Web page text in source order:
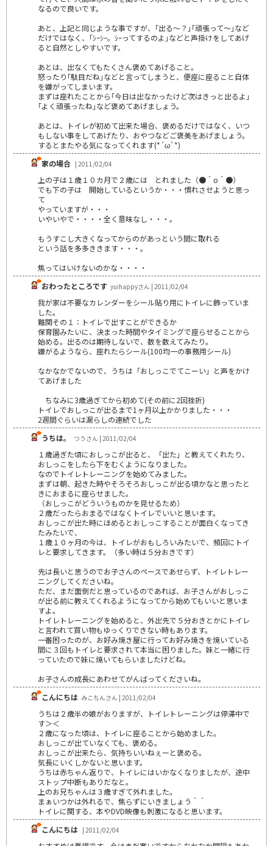
なるので良いです。
あと、上記と同じような事ですが、｢出る～？｣｢頑張って～｣など
だけではなく、｢ｼｰｼｰ。ｼｰってするのよ｣などと声掛けをしてあげ
ると自然としやすいです。
あとは、出なくてもたくさん褒めてあげること。
怒ったり｢駄目だね｣などと言ってしまうと、便座に座ること自体
を嫌がってしまいます。
まずは座れたことから｢今日は出なかったけど次はきっと出るよ｣
｢よく頑張ったね｣など褒めてあげましょう。
あとは、トイレが初めて出来た場合、褒めるだけではなく、いつ
もしない事をしてあげたり、おやつなどご褒美をあげましょう。
するとまたやる気になってくれます(*´ω`*)
家の場合 | 2011/02/04
上の子は１歳１０カ月で２歳には とれました（●＾o＾●）
でも下の子は 開始しているというか・・・慣れさせようと思っ
て
やっていますが・・・
いやいやで・・・・全く意味なし・・・。
もうすこし大きくなってからのがあっという間に取れる
という話を多多ききます・・・。
焦ってはいけないのかな・・・・
おわったところです yuihappyさん | 2011/02/04
我が家は不要なカレンダーをシール貼り用にトイレに飾っていま
した。
難関その１：トイレで出すことができるか
保育園みたいに、決まった時間やタイミングで座らせることから
始める。出るのは期待しないで、数を数えてみたり。
嫌がるようなら、座れたらシール(100均一の事務用シール)
なかなかでないので、うちは「おしっこでてこーい」と声をかけ
てあげました
ちなみに3歳過ぎてから初めて(その前に2回挫折)
トイレでおしっこが出るまで1ヶ月以上かかりました・・・
2週間ぐらいは漏らしの連続でした
うちは。
つうさん | 2011/02/04
１歳過ぎた頃におしっこが出ると、「出た」と教えてくれたり、
おしっこをしたら下をむくようになりました。
なのでトイレトレーニングを始めてみました。
まずは朝、起きた時やそろそろおしっこが出る頃かなと思ったと
きにおまるに座らせました。
（おしっこがどういうものかを見せるため）
２歳だったらおまるではなくトイレでいいと思います。
おしっこが出た時にほめるとおしっこすることが面白くなってき
たみたいで、
１歳１０ヶ月の今は、トイレがおもしろいみたいで、頻回にトイ
レと要求してきます。（多い時は５分おきです）
先は長いと思うのでお子さんのペースであせらず、トイレトレー
ニングしてくださいね。
ただ、まだ面倒だと思っているのであれば、お子さんがおしっこ
が出る前に教えてくれるようになってから始めてもいいと思いま
すよ。
トイレトレーニングを始めると、外出先で５分おきとかにトイレ
と言われて買い物もゆっくりできない時もあります。
一番困ったのが、お好み焼き屋に行ってお好み焼きを焼いている
間に３回もトイレと要求されて本当に困りました。妹と一緒に行
っていたので妹に焼いてもらいましたけどね。
お子さんの成長にあわせてがんばってくださいね。
こんにちは みこちんさん | 2011/02/04
うちは２歳半の娘がおりますが、トイレトレーニングは停滞中で
す＞＜
２歳になった頃は、トイレに座ることから始めました。
おしっこが出ていなくても、褒める。
おしっこが出来たら、気持ちいいねぇーと褒める。
気長にいくしかないと思います。
うちは赤ちゃん返りで、トイレにはいかなくなりましたが、途中
ストップ中断もありだなと。
上のお兄ちゃんは３歳すぎて外れました。
まぁいつかは外れるで、焦らずにいきましょう＾＾
トイレに関する、本やDVD映像も刺激になると思います。
こんにちは | 2011/02/04